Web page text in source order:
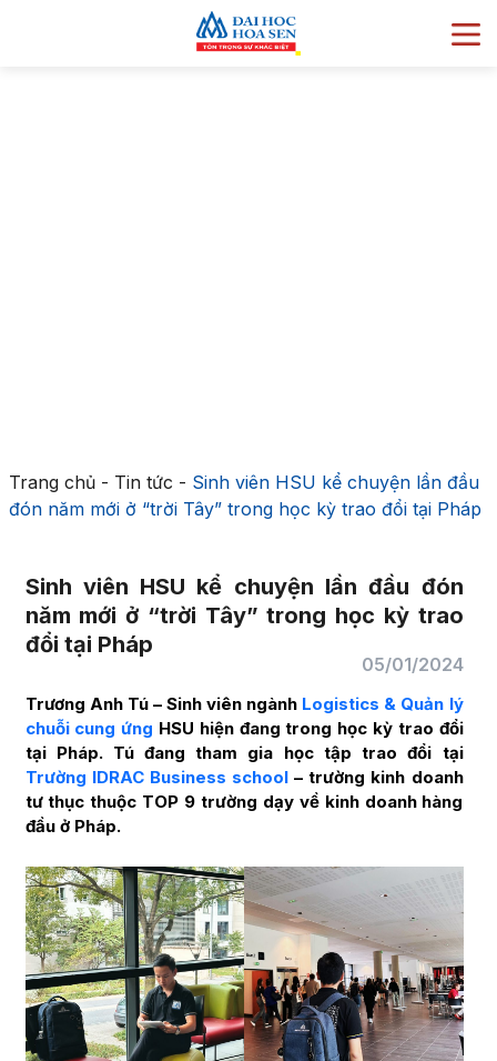
Trang chủ- Tin tức - Sinh viên HSU kể chuyện lần đầu
đón năm mới ở “trời Tây” trong học kỳ trao đổi tại Pháp
Sinh viên HSU kể chuyện lần đầu đón
năm mới ở “trời Tây” trong học kỳ trao
đổi tại Pháp
05/01/2024
Trương Anh Tú – Sinh viên ngành Logistics & Quản lý
chuỗi cung ứng HSU hiện đang trong học kỳ trao đổi
tại Pháp. Tú đang tham gia học tập trao đổi tại
Trường IDRAC Business school– trường kinh doanh
tư thục thuộc TOP 9 trường dạy về kinh doanh hàng
đầu ở Pháp.